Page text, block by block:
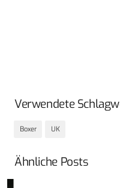
Verwendete
Boxer UK
Ähnliche Posts